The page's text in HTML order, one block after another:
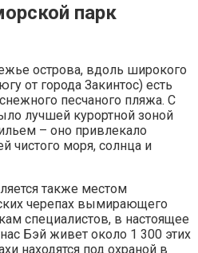
парк
острова, вдоль широкого
от города Закинтос) есть
песчаного пляжа. С
лучшей курортной зоной
– оно привлекало
чистого моря, солнца и
также местом
черепах вымирающего
специалистов, в настоящее
Бэй живет около 1 300 этих
находятся под охраной в